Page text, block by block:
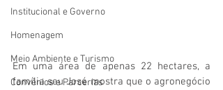
Institucional e Governo
Homenagem
Meio Ambiente e Turismo
Convênios e Parcerias
Em uma área de apenas 22 hectares, a
família seu José mostra que o agronegócio